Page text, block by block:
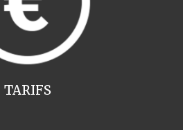
TARIFS